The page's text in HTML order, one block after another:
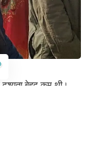
बेहद कम थी।